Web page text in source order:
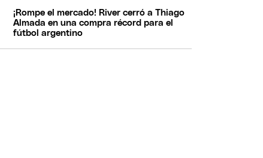
¡Rompe el mercado! River cerró a Thiago
Almada en una compra récord para el
fútbol argentino